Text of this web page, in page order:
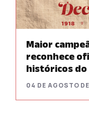
Maior
reconhece
históricos do
04 DE AGOSTO